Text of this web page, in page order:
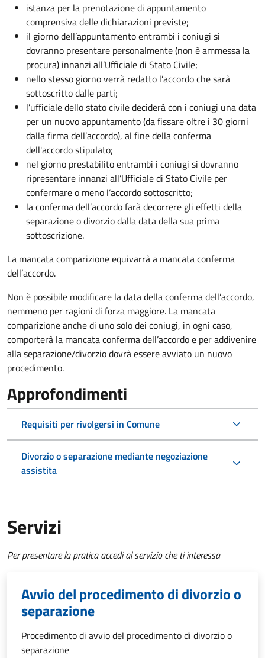
istanza per la prenotazione di appuntamento
comprensiva delle dichiarazioni previste;
il giorno dell’appuntamento entrambi i coniugi si
dovranno presentare personalmente (non è ammessa la
procura) innanzi all’Ufficiale di Stato Civile;
nello stesso giorno verrà redatto l’accordo che sarà
sottoscritto dalle parti;
l’ufficiale dello stato civile deciderà con i coniugi una data
per un nuovo appuntamento (da fissare oltre i 30 giorni
dalla firma dell’accordo), al fine della conferma
dell'accordo stipulato;
nel giorno prestabilito entrambi i coniugi si dovranno
ripresentare innanzi all’Ufficiale di Stato Civile per
confermare o meno l’accordo sottoscritto;
la conferma dell’accordo farà decorrere gli effetti della
separazione o divorzio dalla data della sua prima
sottoscrizione.
La mancata comparizione equivarrà a mancata conferma
dell’accordo.
Non è possibile modificare la data della conferma dell’accordo,
nemmeno per ragioni di forza maggiore. La mancata
comparizione anche di uno solo dei coniugi, in ogni caso,
comporterà la mancata conferma dell’accordo e per addivenire
alla separazione/divorzio dovrà essere avviato un nuovo
procedimento.
Approfondimenti
Requisiti per rivolgersi in Comune
Divorzio o separazione mediante negoziazione
assistita
Servizi
Per presentare la pratica accedi al servizio che ti interessa
Avvio del procedimento di divorzio o
separazione
Procedimento di avvio del procedimento di divorzio o
separazione